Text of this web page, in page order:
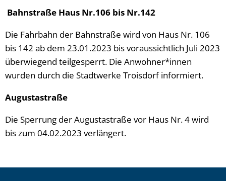
Bahnstraße Haus Nr.106 bis Nr.142
Die Fahrbahn der Bahnstraße wird von Haus Nr. 106
bis 142 ab dem 23.01.2023 bis voraussichtlich Juli 2023
überwiegend teilgesperrt. Die Anwohner*innen
wurden durch die Stadtwerke Troisdorf informiert.
Augustastraße
Die Sperrung der Augustastraße vor Haus Nr. 4 wird
bis zum 04.02.2023 verlängert.